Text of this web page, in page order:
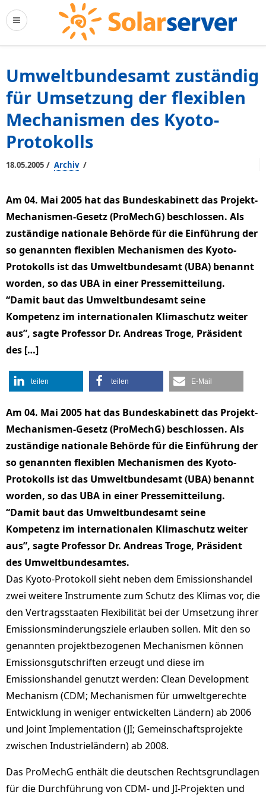
Umweltbundesamt zuständig
für Umsetzung der flexiblen
Mechanismen des Kyoto-
Protokolls
18.05.2005 / Archiv /
Am 04. Mai 2005 hat das Bundeskabinett das Projekt-
Mechanismen-Gesetz (ProMechG) beschlossen. Als
zuständige nationale Behörde für die Einführung der
so genannten flexiblen Mechanismen des Kyoto-
Protokolls ist das Umweltbundesamt (UBA) benannt
worden, so das UBA in einer Pressemitteilung.
“Damit baut das Umweltbundesamt seine
Kompetenz im internationalen Klimaschutz weiter
aus”, sagte Professor Dr. Andreas Troge, Präsident
des […]
teilen teilen E-Mail
Am 04. Mai 2005 hat das Bundeskabinett das Projekt-
Mechanismen-Gesetz (ProMechG) beschlossen. Als
zuständige nationale Behörde für die Einführung der
so genannten flexiblen Mechanismen des Kyoto-
Protokolls ist das Umweltbundesamt (UBA) benannt
worden, so das UBA in einer Pressemitteilung.
“Damit baut das Umweltbundesamt seine
Kompetenz im internationalen Klimaschutz weiter
aus”, sagte Professor Dr. Andreas Troge, Präsident
des Umweltbundesamtes.
Das Kyoto-Protokoll sieht neben dem Emissionshandel
zwei weitere Instrumente zum Schutz des Klimas vor, die
den Vertragsstaaten Flexibilität bei der Umsetzung ihrer
Emissionsminderungsziele erlauben sollen. Mit den so
genannten projektbezogenen Mechanismen können
Emissionsgutschriften erzeugt und diese im
Emissionshandel genutzt werden: Clean Development
Mechanism (CDM; Mechanismen für umweltgerechte
Entwicklung in weniger entwickelten Ländern) ab 2006
und Joint Implementation (JI; Gemeinschaftsprojekte
zwischen Industrieländern) ab 2008.
Das ProMechG enthält die deutschen Rechtsgrundlagen
für die Durchführung von CDM- und JI-Projekten und